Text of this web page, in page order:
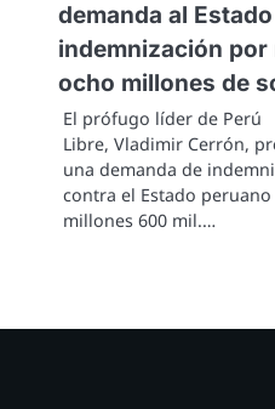
demanda al
indemnización por
ocho millones de
El prófugo líder de Perú
Libre, Vladimir Cerrón,
una demanda de
contra el Estado
millones 600 mil.…